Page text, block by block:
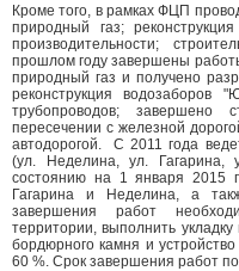
Кроме того, в рамках ФЦП
природный газ;
производительности;
прошлом году завершены
природный газ и получено
реконструкция
трубопроводов; завершено
пересечении с железной
автодорогой. С 2011 года
(ул. Неделина, ул.
состоянию на 1 января 2015
Гагарина и Неделина, а
завершения работ
территории, выполнить
бордюрного камня и
60 %. Срок завершения работ